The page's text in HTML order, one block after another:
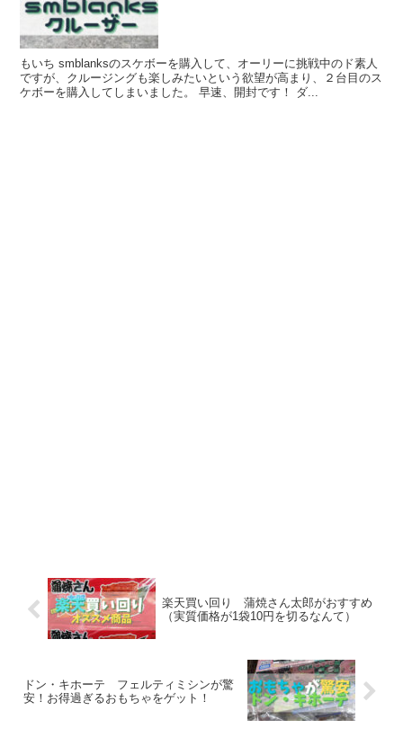
もいち smblanksのスケボーを購入して、オーリーに挑戦中のド素人
ですが、クルージングも楽しみたいという欲望が高まり、２台目のス
ケボーを購入してしまいました。 早速、開封です！ ダ...
楽天買い回り 蒲焼さん太郎がおすすめ
（実質価格が1袋10円を切るなんて）
ドン・キホーテ フェルティミシンが驚
安！お得過ぎるおもちゃをゲット！